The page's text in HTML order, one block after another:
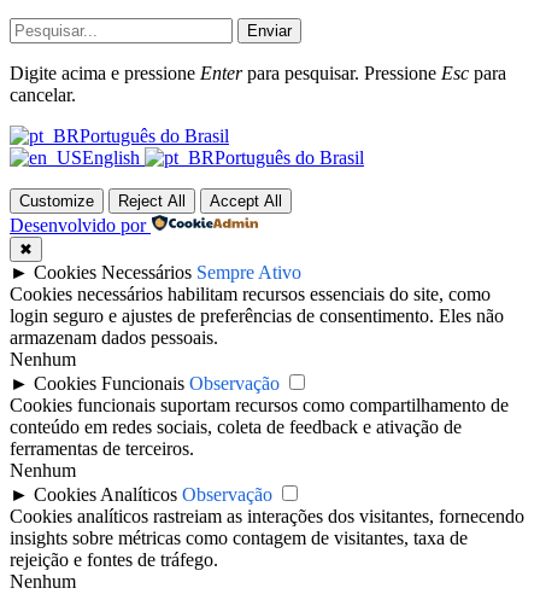
Enviar
Digite acima e pressione Enterpara pesquisar. Pressione Esc para
cancelar.
Português do Brasil
English
Português do Brasil
Customize Reject All Accept All
Desenvolvido por
✖
► Cookies Necessários Sempre Ativo
Cookies necessários habilitam recursos essenciais do site, como
login seguro e ajustes de preferências de consentimento. Eles não
armazenam dados pessoais.
Nenhum
► Cookies Funcionais Observação
Cookies funcionais suportam recursos como compartilhamento de
conteúdo em redes sociais, coleta de feedback e ativação de
ferramentas de terceiros.
Nenhum
► Cookies Analíticos Observação
Cookies analíticos rastreiam as interações dos visitantes, fornecendo
insights sobre métricas como contagem de visitantes, taxa de
rejeição e fontes de tráfego.
Nenhum